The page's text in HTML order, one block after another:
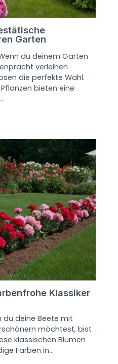
Garten
du deinem Garten
verleihen
die perfekte Wahl.
bieten eine
Klassiker
du deine Beete mit
möchtest, bist
klassischen Blumen
Farben in…